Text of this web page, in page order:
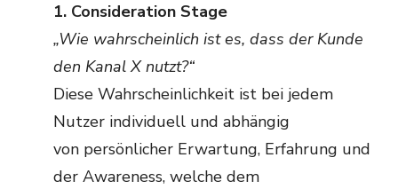
1. Consideration Stage
„Wie wahrscheinlich ist es, dass der Kunde
den Kanal X nutzt?“
Diese Wahrscheinlichkeit ist bei jedem
Nutzer individuell und abhängig
von persönlicher Erwartung, Erfahrung und
der Awareness, welche dem